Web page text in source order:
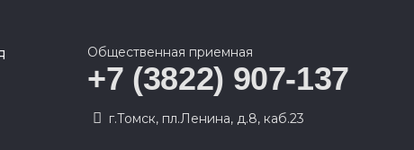
Общественная приемная
+7 (3822) 907-137
г.Томск, пл.Ленина, д.8, каб.23